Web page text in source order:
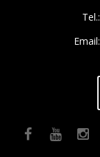
Tel.:
Email: